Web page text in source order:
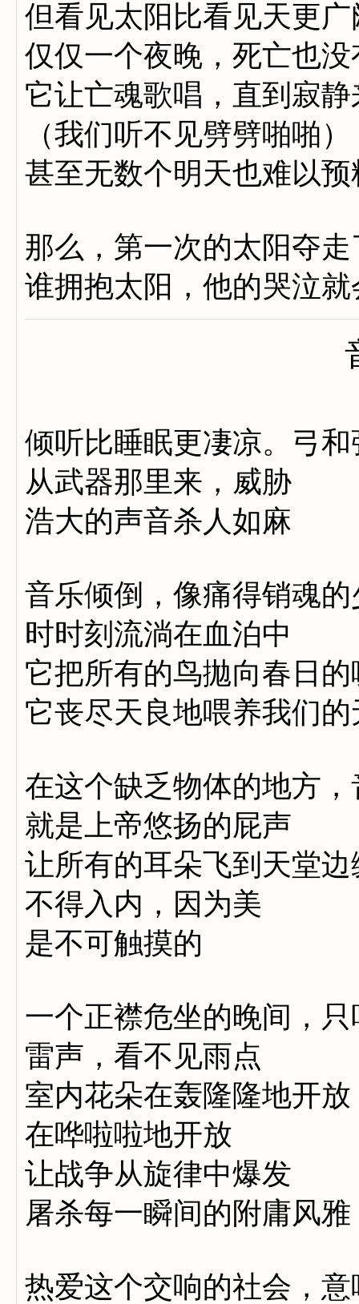
但看见太阳比看见天更广
仅仅一个夜晚，死亡也没
它让亡魂歌唱，直到寂静
（我们听不见劈劈啪啪）
甚至无数个明天也难以预
那么，第一次的太阳夺
谁拥抱太阳，他的哭泣
倾听比睡眠更凄凉。弓和
从武器那里来，威胁
浩大的声音杀人如麻
音乐倾倒，像痛得销魂的
时时刻流淌在血泊中
它把所有的鸟拋向春日
它丧尽天良地喂养我们的
在这个缺乏物体的地方，
就是上帝悠扬的屁声
让所有的耳朵飞到天堂边
不得入内，因为美
是不可触摸的
一个正襟危坐的晚间，只
雷声，看不见雨点
室内花朵在轰隆隆地开放
在哗啦啦地开放
让战争从旋律中爆发
屠杀每一瞬间的附庸风雅
热爱这个交响的社会，意